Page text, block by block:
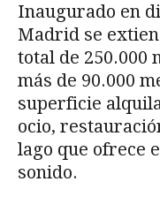
Inaugurado en
Madrid se
total de 250.000
más de 90.000
superficie
ocio,
lago que ofrece
sonido.